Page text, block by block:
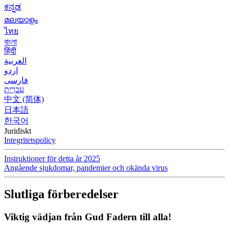
ಕನ್ನಡ
മലയാളം
ไทย
বাংলা
हिंदी
العربية
اردو
فارسی
עִברִית
中文 (简体)
日本語
한국어
Juridiskt
Integritetspolicy
Instruktioner för detta år 2025
Angående sjukdomar, pandemier och okända virus
Slutliga förberedelser
Viktig vädjan från Gud Fadern till alla!